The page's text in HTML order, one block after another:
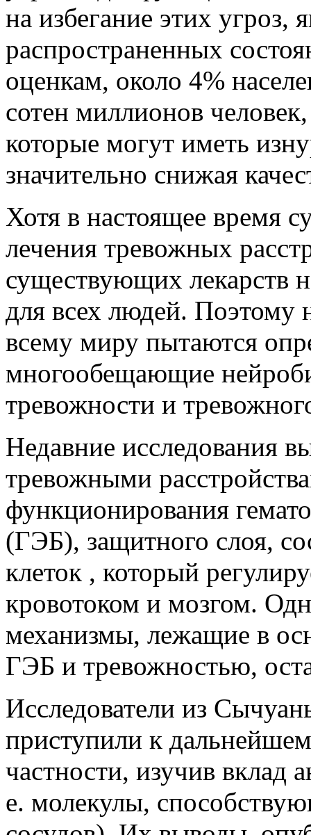
на избегание этих угроз,
распространенных
оценкам, около 4%
сотен миллионов
которые могут иметь
значительно снижая
Хотя в настоящее время
лечения тревожных
существующих лекарств
для всех людей. Поэтому
всему миру пытаются
многообещающие
тревожности и
Недавние исследования
тревожными
функционирования
(ГЭБ), защитного слоя,
клеток , который
кровотоком и мозгом.
механизмы, лежащие в
ГЭБ и тревожностью,
Исследователи из
приступили к
частности, изучив вклад
е. молекулы,